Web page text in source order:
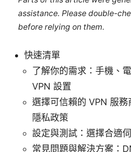
assistance. Please double-
before relying on them.
快速清單
了解你的需求：手機、
VPN 設置
選擇可信賴的 VPN 服
隱私政策
設定與測試：選擇合適
常見問題與解決方案：